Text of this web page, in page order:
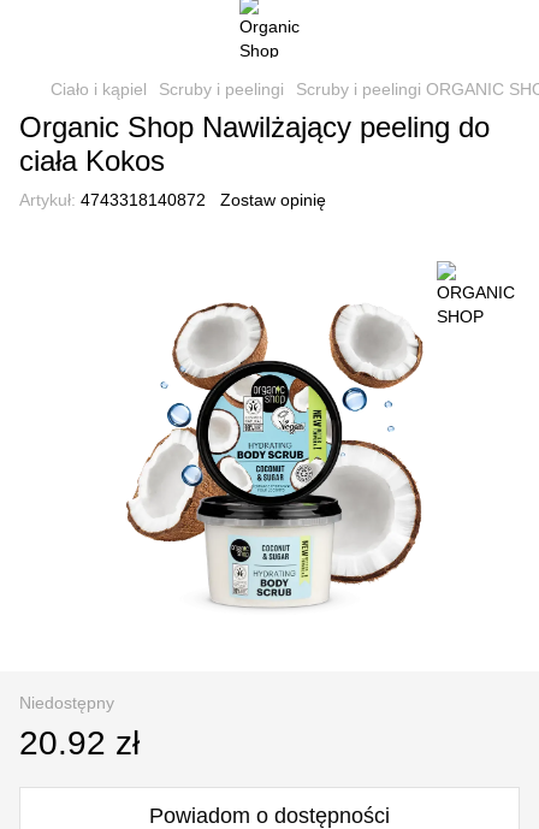
Ciało i kąpiel Scruby i peelingi Scruby i peelingi ORGANIC
Organic Shop Nawilżający peeling do
ciała Kokos
Artykuł: 4743318140872 Zostaw opinię
Niedostępny
20.92 zł
Powiadom o dostępności